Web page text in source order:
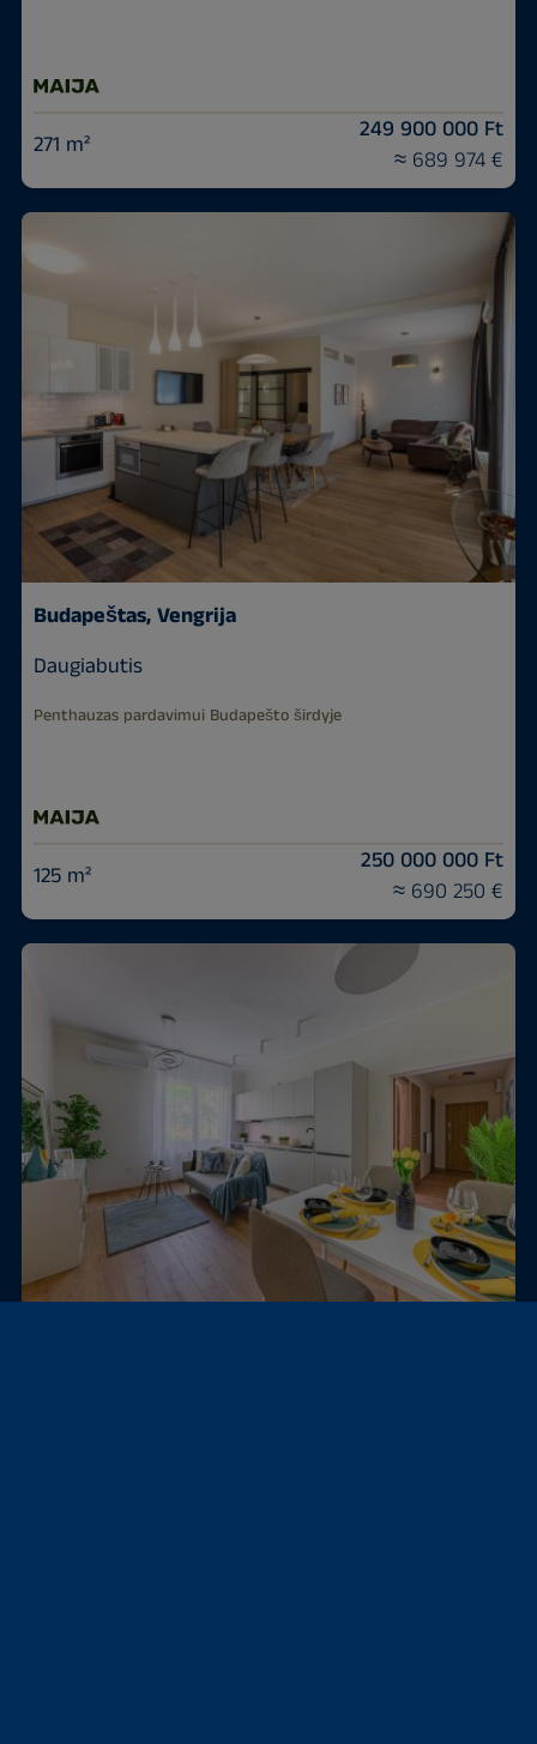
271 m²
249 900 000 Ft
≈ 689 974 €
Budapeštas, Vengrija
Daugiabutis
Penthauzas pardavimui Budapešto širdyje
125 m²
250 000 000 Ft
≈ 690 250 €